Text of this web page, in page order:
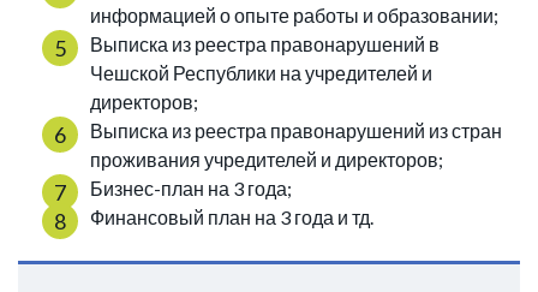
информацией о опыте работы и образовании;
Выписка из реестра правонарушений в
Чешской Республики на учредителей и
директоров;
Выписка из реестра правонарушений из стран
проживания учредителей и директоров;
Бизнес-план на 3 года;
Финансовый план на 3 года и тд.